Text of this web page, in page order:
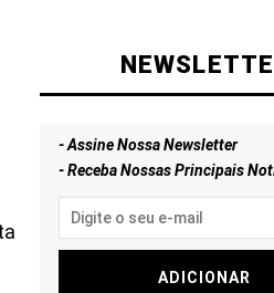
- Assine Nossa Newsletter
- Receba Nossas Principais
ADICIONAR